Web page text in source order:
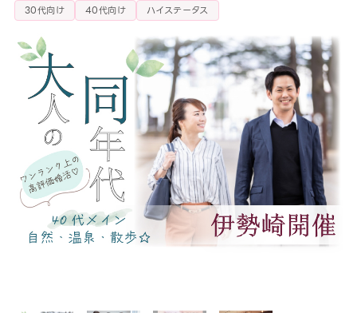
30代向け 40代向け ハイステータス